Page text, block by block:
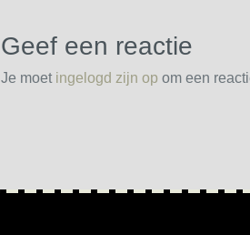
Geef een reactie
Je moet ingelogd zijn op om een